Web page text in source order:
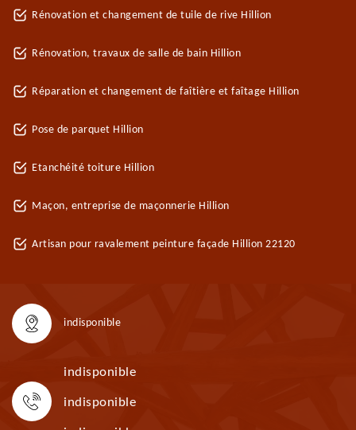
Rénovation et changement de tuile de rive Hillion
Rénovation, travaux de salle de bain Hillion
Réparation et changement de faîtière et faîtage Hillion
Pose de parquet Hillion
Etanchéité toiture Hillion
Maçon, entreprise de maçonnerie Hillion
Artisan pour ravalement peinture façade Hillion 22120
indisponible
indisponible
indisponible